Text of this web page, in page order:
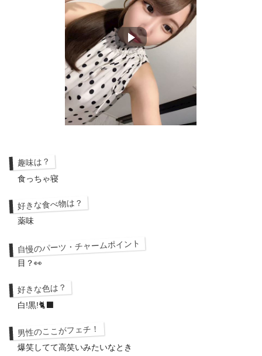
趣味は？
食っちゃ寝
好きな食べ物は？
薬味
自慢のパーツ・チャームポイント
目？👀
好きな色は？
白!黒!🐈‍⬛
男性のここがフェチ！
爆笑してて高笑いみたいなとき